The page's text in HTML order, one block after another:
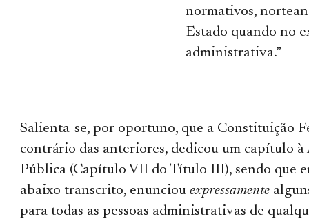
normativos,
Estado quando no
administrativa.”
Salienta-se, por oportuno, que a Constituição
contrário das anteriores, dedicou um capítulo
Pública (Capítulo VII do Título III), sendo que
abaixo transcrito, enunciouexpressamente
para todas as pessoas administrativas de